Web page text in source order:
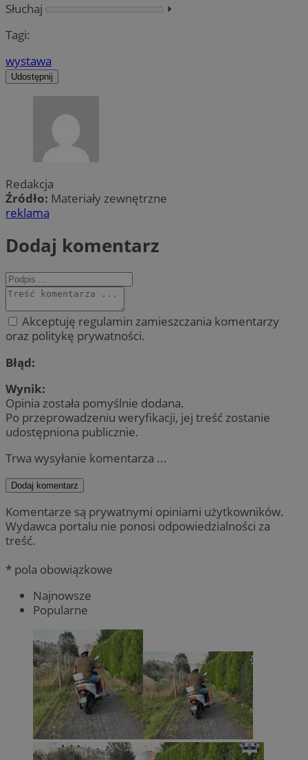
Słuchaj
⏵︎
Tagi:
wystawa
Udostępnij
Redakcja
Źródło: Materiały zewnętrzne
reklama
Dodaj komentarz
Akceptuję regulamin zamieszczania komentarzy
oraz politykę prywatności.
Błąd:
Wynik:
Opinia została pomyślnie dodana.
Po przeprowadzeniu weryfikacji, jej treść zostanie
udostępniona publicznie.
Trwa wysyłanie komentarza ...
Dodaj komentarz
Komentarze są prywatnymi opiniami użytkowników.
Wydawca portalu nie ponosi odpowiedzialności za
treść.
* pola obowiązkowe
Najnowsze
Popularne